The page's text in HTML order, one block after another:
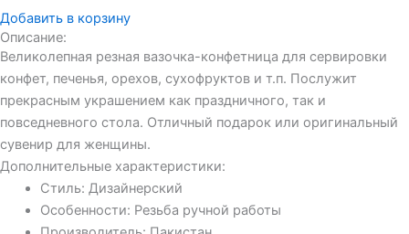
Добавить в корзину
Описание:
Великолепная резная вазочка-конфетница для сервировки
конфет, печенья, орехов, сухофруктов и т.п. Послужит
прекрасным украшением как праздничного, так и
повседневного стола. Отличный подарок или оригинальный
сувенир для женщины.
Дополнительные характеристики:
Стиль: Дизайнерский
Особенности: Резьба ручной работы